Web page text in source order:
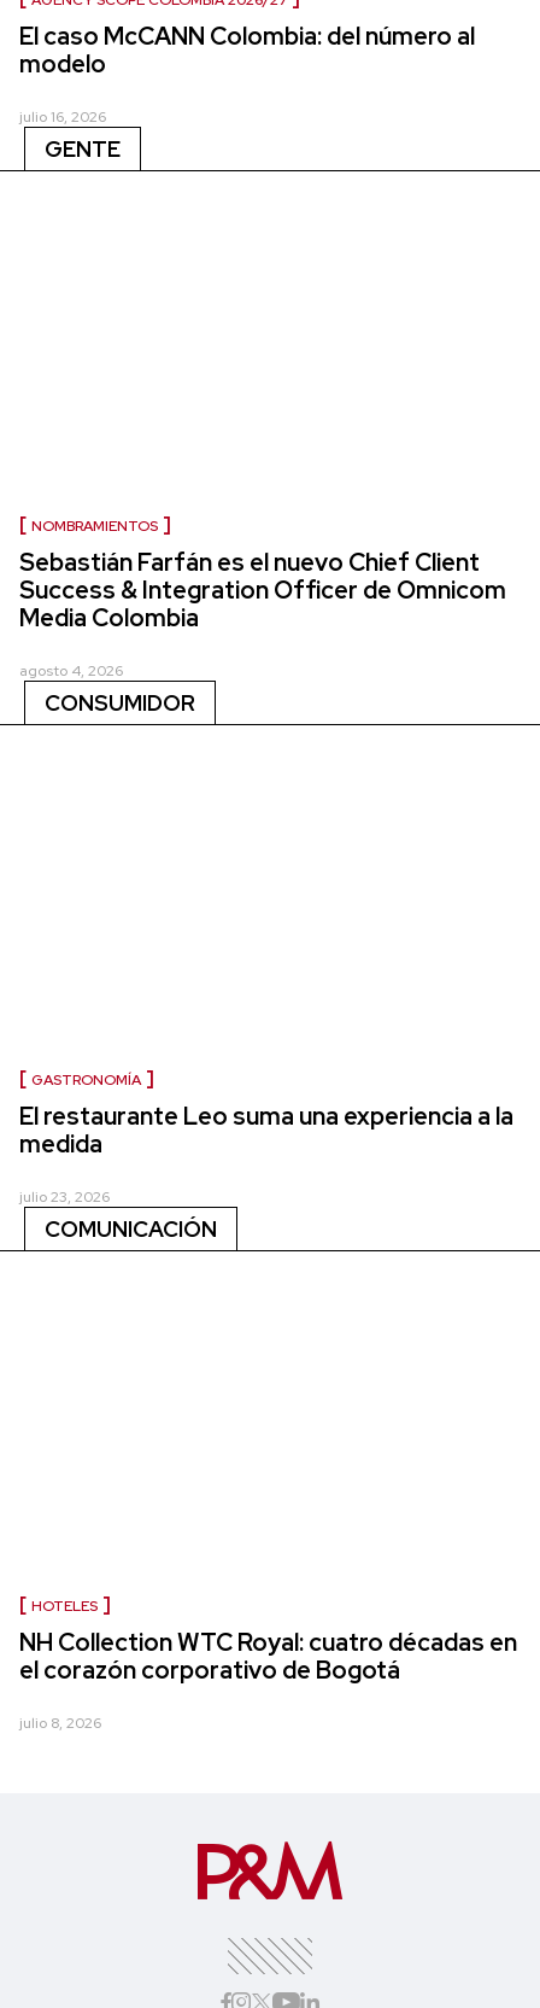
El caso McCANN Colombia: del número al
modelo
julio 16, 2026
GENTE
NOMBRAMIENTOS
Sebastián Farfán es el nuevo Chief Client
Success & Integration Officer de Omnicom
Media Colombia
agosto 4, 2026
CONSUMIDOR
GASTRONOMÍA
El restaurante Leo suma una experiencia a la
medida
julio 23, 2026
COMUNICACIÓN
HOTELES
NH Collection WTC Royal: cuatro décadas en
el corazón corporativo de Bogotá
julio 8, 2026